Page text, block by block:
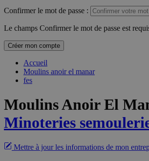
Confirmer le mot de passe :
Le champs Confirmer le mot de passe est
Créer mon compte
Accueil
Moulins anoir el manar
fes
Moulins Anoir El
Minoteries
Mettre à jour les informations de mon